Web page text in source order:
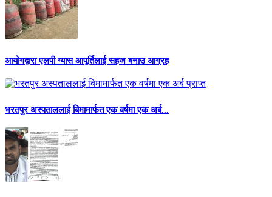
आयोगद्वारा एलपी ग्यास आपूर्तिलाई सहज बनाउ आग्रह
भरतपुर अस्पताललाई बिमामार्फत एक वर्षमा एक अर्ब...